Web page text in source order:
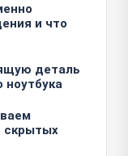
и что
деталь
ноутбука
скрытых